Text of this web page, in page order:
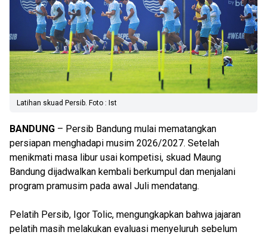
Latihan skuad Persib. Foto : Ist
BANDUNG – Persib Bandung mulai mematangkan
persiapan menghadapi musim 2026/2027. Setelah
menikmati masa libur usai kompetisi, skuad Maung
Bandung dijadwalkan kembali berkumpul dan menjalani
program pramusim pada awal Juli mendatang.
Pelatih Persib, Igor Tolic, mengungkapkan bahwa jajaran
pelatih masih melakukan evaluasi menyeluruh sebelum